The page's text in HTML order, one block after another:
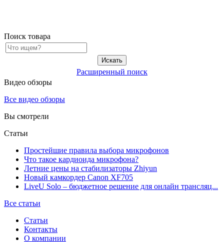
Поиск товара
Расширенный поиск
Видео обзоры
Все видео обзоры
Вы смотрели
Статьи
Простейшие правила выбора микрофонов
Что такое кардиоида микрофона?
Летние цены на стабилизаторы Zhiyun
Новый камкордер Canon XF705
LiveU Solo – бюджетное решение для онлайн трансляц...
Все статьи
Статьи
Контакты
О компании